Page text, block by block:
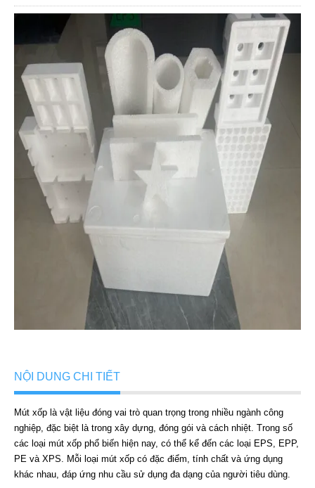
NỘI DUNG CHI TIẾT
Mút xốp là vật liệu đóng vai trò quan trọng trong nhiều ngành công
nghiệp, đặc biệt là trong xây dựng, đóng gói và cách nhiệt. Trong số
các loại mút xốp phổ biến hiện nay, có thể kể đến các loại EPS, EPP,
PE và XPS. Mỗi loại mút xốp có đặc điểm, tính chất và ứng dụng
khác nhau, đáp ứng nhu cầu sử dụng đa dạng của người tiêu dùng.